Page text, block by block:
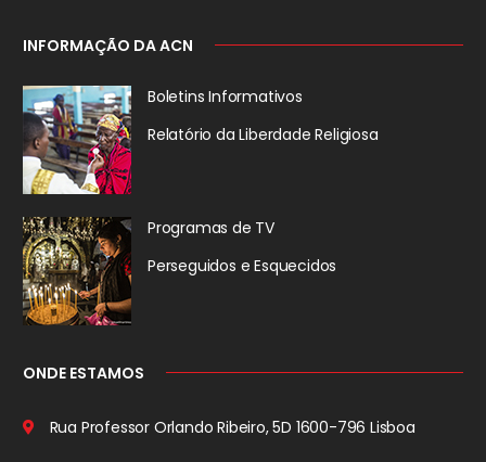
INFORMAÇÃO DA ACN
Boletins Informativos
Relatório da Liberdade Religiosa
Programas de TV
Perseguidos e Esquecidos
ONDE ESTAMOS
Rua Professor Orlando Ribeiro, 5D 1600-796 Lisboa